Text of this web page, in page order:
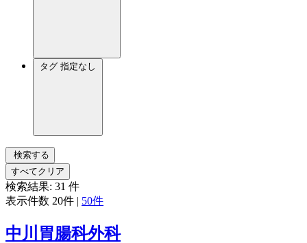
タグ 指定なし
検索する
すべてクリア
検索結果: 31 件
表示件数 20件 | 50件
中川胃腸科外科